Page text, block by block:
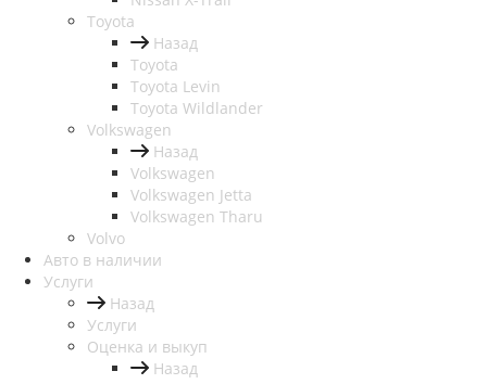
Toyota
Назад
Toyota
Toyota Levin
Toyota Wildlander
Volkswagen
Назад
Volkswagen
Volkswagen Jetta
Volkswagen Tharu
Volvo
Авто в наличии
Услуги
Назад
Услуги
Оценка и выкуп
Назад